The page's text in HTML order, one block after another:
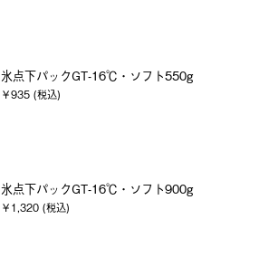
氷点下パックGT-16℃・ソフト550g
￥935 (税込)
氷点下パックGT-16℃・ソフト900g
￥1,320 (税込)